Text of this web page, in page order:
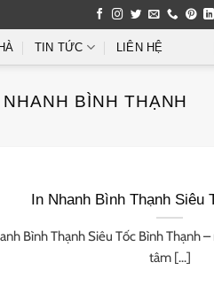
TIN TỨC LIÊN HỆ
NHANH BÌNH THẠNH
In Nhanh Bình Thạnh Siêu
Bình Thạnh Siêu Tốc Bình Thạnh
tâm [...]